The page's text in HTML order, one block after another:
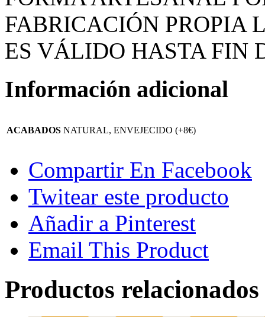
FABRICACIÓN PROPIA
ES VÁLIDO HASTA FIN
Información adicional
ACABADOS NATURAL, ENVEJECIDO (+8€)
Compartir En Facebook
Twitear este producto
Añadir a Pinterest
Email This Product
Productos relacionados